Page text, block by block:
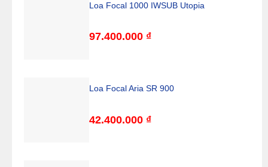
​Loa Focal 1000 IWSUB Utopia
97.400.000 ₫
Loa Focal Aria SR 900
42.400.000 ₫